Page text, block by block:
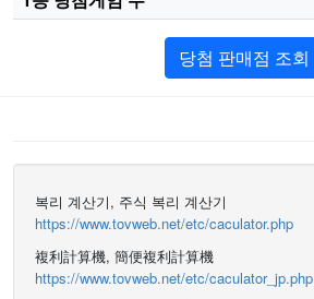
당첨 판매점 조회
복리 계산기, 주식 복리 계산기
https://www.tovweb.net/etc/caculator.php
複利計算機, 簡便複利計算機
https://www.tovweb.net/etc/caculator_jp.php